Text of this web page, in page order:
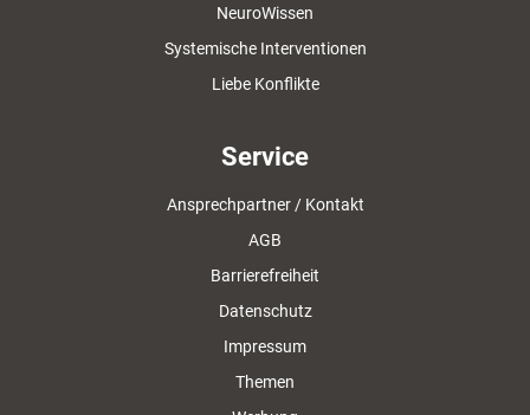
NeuroWissen
Systemische Interventionen
Liebe Konflikte
Service
Ansprechpartner / Kontakt
AGB
Barrierefreiheit
Datenschutz
Impressum
Themen